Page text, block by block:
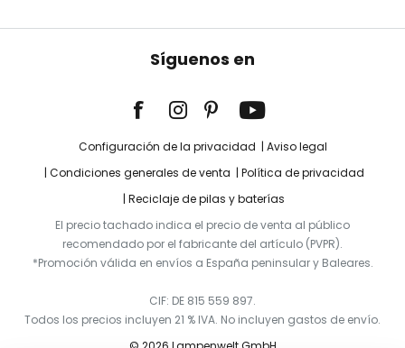
Síguenos en
Configuración de la privacidad
Aviso legal
Condiciones generales de venta
Política de privacidad
Reciclaje de pilas y baterías
El precio tachado indica el precio de venta al público
recomendado por el fabricante del artículo (PVPR).
*Promoción válida en envíos a España peninsular y Baleares.
CIF: DE 815 559 897.
Todos los precios incluyen 21 % IVA. No incluyen gastos de envío.